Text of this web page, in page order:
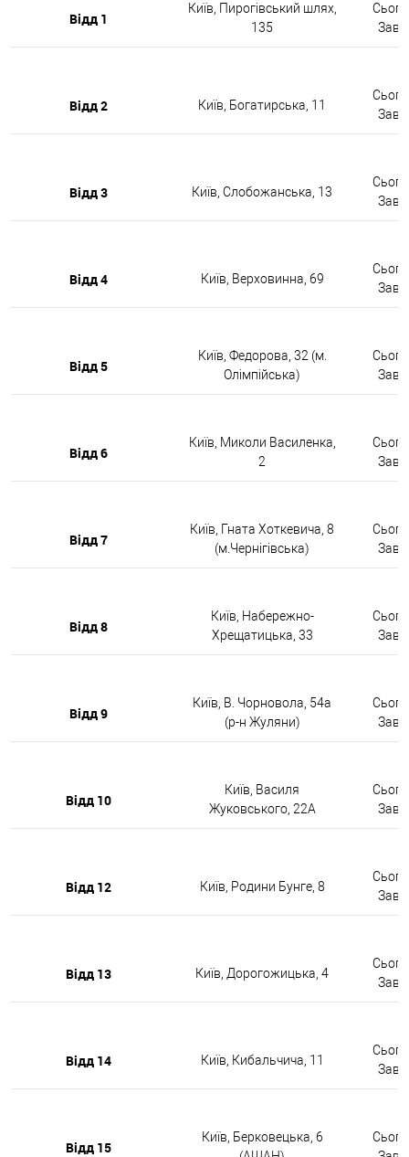
Відд 1
Київ, Пирогівський шлях,
135
Відд 2 Київ, Богатирська, 11
Відд 3 Київ, Слобожанська, 13
Відд 4 Київ, Верховинна, 69
Відд 5
Київ, Федорова, 32 (м.
Олімпійська)
Відд 6
Київ, Миколи Василенка,
2
Відд 7
Київ, Гната Хоткевича, 8
(м.Чернігівська)
Відд 8
Київ, Набережно-
Хрещатицька, 33
Відд 9
Київ, В. Чорновола, 54а
(р-н Жуляни)
Відд 10
Київ, Василя
Жуковського, 22А
Відд 12 Київ, Родини Бунге, 8
Відд 13 Київ, Дорогожицька, 4
Відд 14 Київ, Кибальчича, 11
Відд 15
Київ, Берковецька, 6